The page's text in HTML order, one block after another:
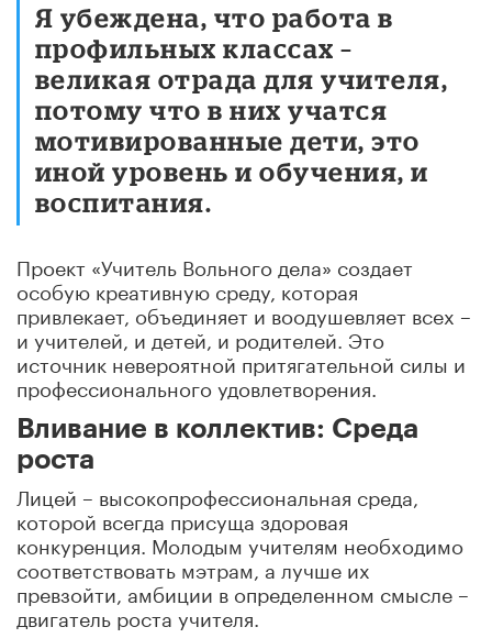
Я убеждена, что работа в
профильных классах –
великая отрада для учителя,
потому что в них учатся
мотивированные дети, это
иной уровень и обучения, и
воспитания.
Проект «Учитель Вольного дела» создает
особую креативную среду, которая
привлекает, объединяет и воодушевляет всех –
и учителей, и детей, и родителей. Это
источник невероятной притягательной силы и
профессионального удовлетворения.
Вливание в коллектив: Среда
роста
Лицей – высокопрофессиональная среда,
которой всегда присуща здоровая
конкуренция. Молодым учителям необходимо
соответствовать мэтрам, а лучше их
превзойти, амбиции в определенном смысле –
двигатель роста учителя.